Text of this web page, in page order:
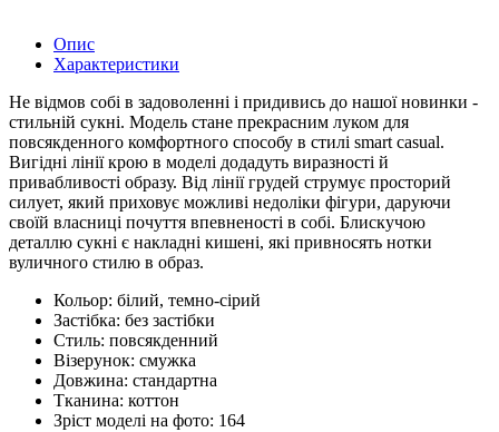
Опис
Характеристики
Не відмов собі в задоволенні і придивись до нашої новинки -
стильній сукні. Модель стане прекрасним луком для
повсякденного комфортного способу в стилі smart casual.
Вигідні лінії крою в моделі додадуть виразності й
привабливості образу. Від лінії грудей струмує просторий
силует, який приховує можливі недоліки фігури, даруючи
своїй власниці почуття впевненості в собі. Блискучою
деталлю сукні є накладні кишені, які привносять нотки
вуличного стилю в образ.
Кольор: білий, темно-сірий
Застібка: без застібки
Стиль: повсякденний
Візерунок: смужка
Довжина: стандартна
Тканина: коттон
Зріст моделі на фото: 164